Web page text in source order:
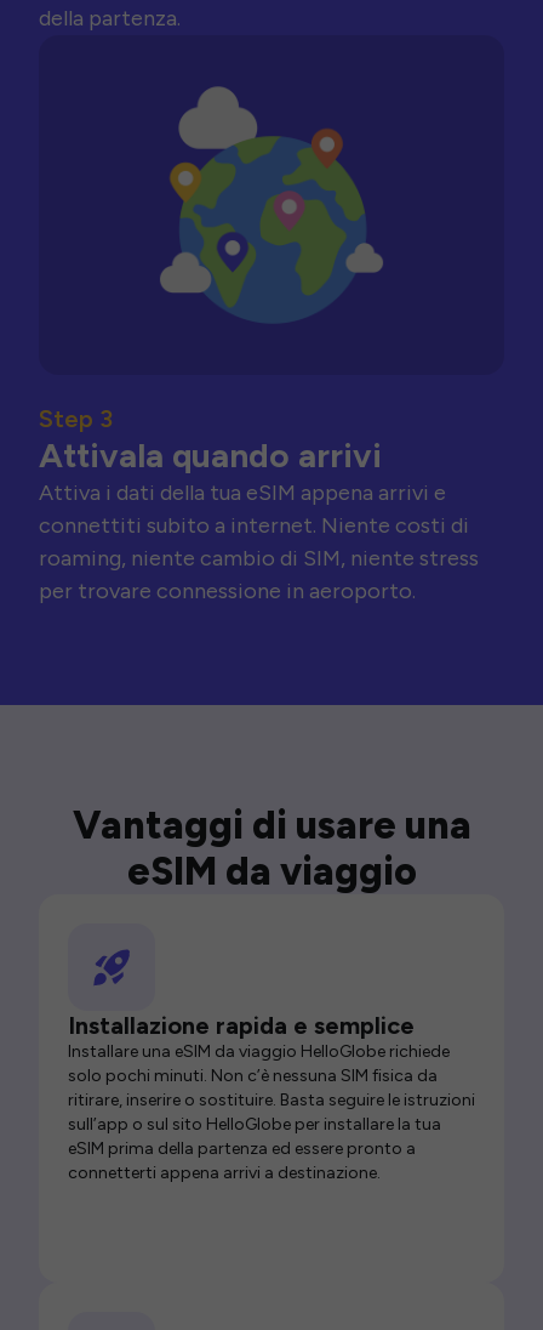
della partenza.
Step 3
Attivala quando arrivi
Attiva i dati della tua eSIM appena arrivi e
connettiti subito a internet. Niente costi di
roaming, niente cambio di SIM, niente stress
per trovare connessione in aeroporto.
Vantaggi di usare una
eSIM da viaggio
Installazione rapida e semplice
Installare una eSIM da viaggio HelloGlobe richiede
solo pochi minuti. Non c’è nessuna SIM fisica da
ritirare, inserire o sostituire. Basta seguire le istruzioni
sull’app o sul sito HelloGlobe per installare la tua
eSIM prima della partenza ed essere pronto a
connetterti appena arrivi a destinazione.